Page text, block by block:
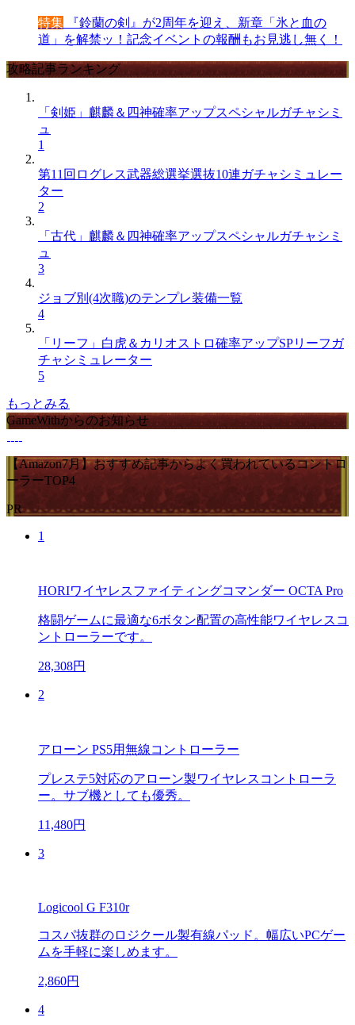
特集 『鈴蘭の剣』が2周年を迎え、新章「氷と血の
道」を解禁ッ！記念イベントの報酬もお見逃し無く！
攻略記事ランキング
「剣姫」麒麟＆四神確率アップスペシャルガチャシミ
ュ
1
第11回ログレス武器総選挙選抜10連ガチャシミュレー
ター
2
「古代」麒麟＆四神確率アップスペシャルガチャシミ
ュ
3
ジョブ別(4次職)のテンプレ装備一覧
4
「リーフ」白虎＆カリオストロ確率アップSPリーフガ
チャシミュレーター
5
もっとみる
GameWithからのお知らせ
【Amazon7月】おすすめ記事からよく買われているコントロ
ーラーTOP4
PR
1
HORIワイヤレスファイティングコマンダー OCTA Pro
格闘ゲームに最適な6ボタン配置の高性能ワイヤレスコ
ントローラーです。
28,308円
2
アローン PS5用無線コントローラー
プレステ5対応のアローン製ワイヤレスコントローラ
ー。サブ機としても優秀。
11,480円
3
Logicool G F310r
コスパ抜群のロジクール製有線パッド。幅広いPCゲー
ムを手軽に楽しめます。
2,860円
4